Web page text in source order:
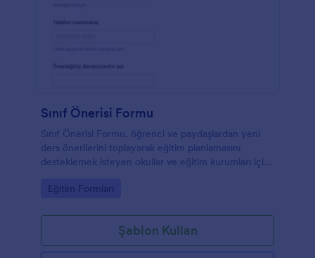
Sınıf Önerisi Formu
Sınıf Önerisi Formu, öğrenci ve paydaşlardan yeni
ders önerilerini toplayarak eğitim planlamasını
desteklemek isteyen okullar ve eğitim kurumları için
Go to Category:
Eğitim Formları
Şablon Kullan